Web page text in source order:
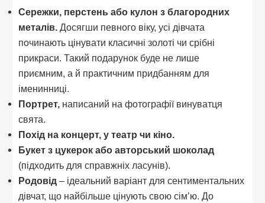
Сережки, перстень або кулон з благородних
металів. Досягши певного віку, усі дівчата
починають цінувати класичні золоті чи срібні
прикраси. Такий подарунок буде не лише
приємним, а й практичним придбанням для
іменинниці.
Портрет, написаний на фотографії винуватця
свята.
Похід на концерт, у театр чи кіно.
Букет з цукерок або авторський шоколад
(підходить для справжніх ласунів).
Родовід– ідеальний варіант для сентиментальних
дівчат, що найбільше цінують свою сім’ю. До